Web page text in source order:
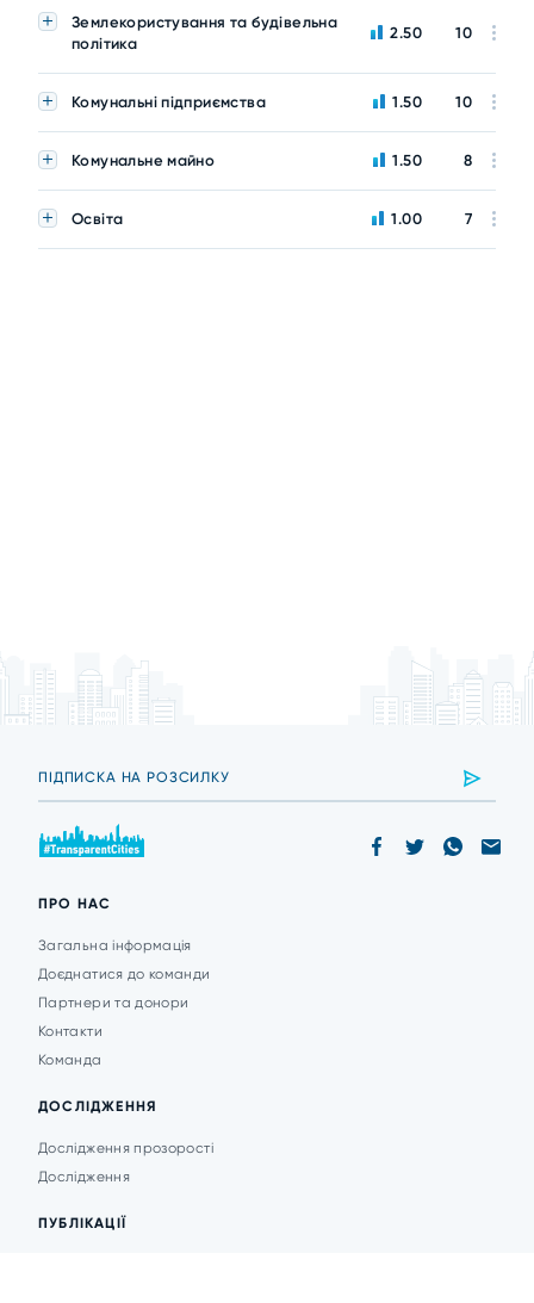
Землекористування та будівельна
політика
2.50 10
Комунальні підприємства 1.50 10
Комунальне майно 1.50 8
Освіта 1.00 7
ПРО НАС
Загальна інформація
Доєднатися до команди
Партнери та донори
Контакти
Команда
ДОСЛІДЖЕННЯ
Дослідження прозорості
Дослідження
ПУБЛІКАЦІЇ